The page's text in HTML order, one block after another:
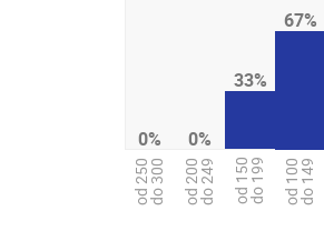
0%
od 250do 300
0%
od 200do 249
33%
od 150do 199
67%
od 100do 149